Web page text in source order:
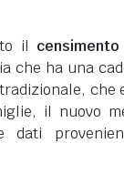
il
che ha una
il nuovo
dati